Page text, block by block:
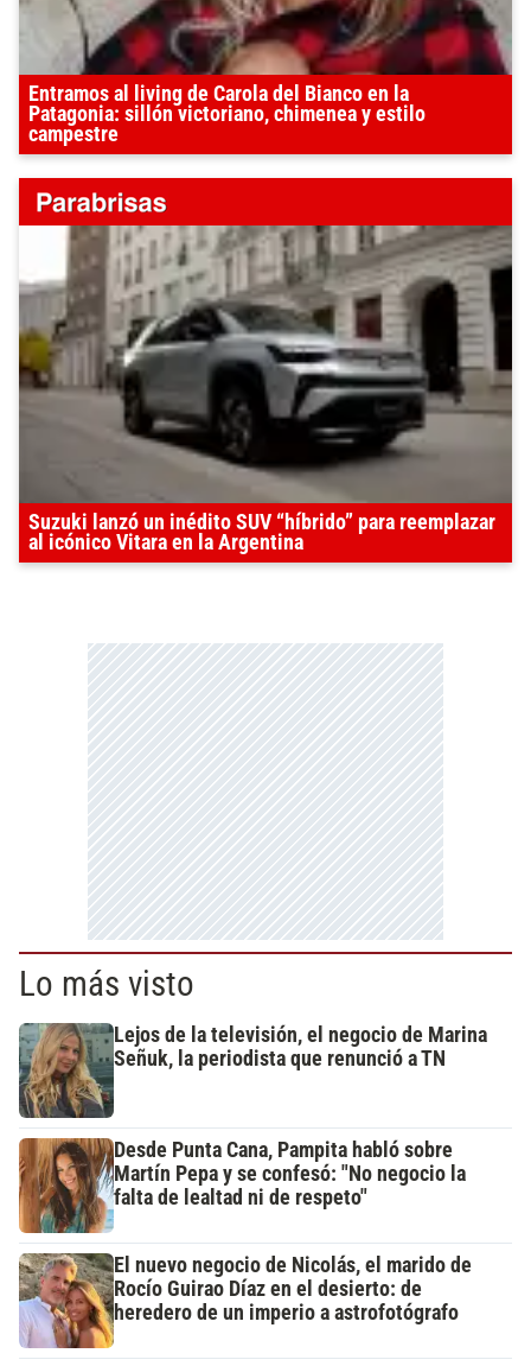
Entramos al living de Carola del Bianco en la
Patagonia: sillón victoriano, chimenea y estilo
campestre
Suzuki lanzó un inédito SUV “híbrido” para reemplazar
al icónico Vitara en la Argentina
Lo más visto
Lejos de la televisión, el negocio de Marina
Señuk, la periodista que renunció a TN
Desde Punta Cana, Pampita habló sobre
Martín Pepa y se confesó: "No negocio la
falta de lealtad ni de respeto"
El nuevo negocio de Nicolás, el marido de
Rocío Guirao Díaz en el desierto: de
heredero de un imperio a astrofotógrafo